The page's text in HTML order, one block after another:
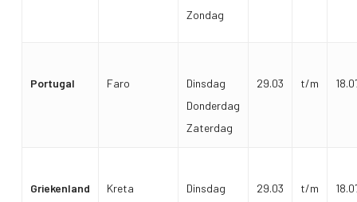
Zondag
Portugal Faro
Dinsdag
Donderdag
Zaterdag
29.03 t/m
Griekenland Kreta
Dinsdag
29.03 t/m